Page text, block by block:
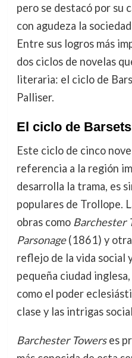
pero se destacó por su
con agudeza la
Entre sus logros más
dos ciclos de novelas
literaria: el ciclo de
Palliser.
El ciclo de
Este ciclo de cinco
referencia a la región
desarrolla la trama, es
populares de Trollope.
obras como Barchester
Parsonage(1861) y
reflejo de la vida social
pequeña ciudad
como el poder
clase y las intrigas
Barchester Towerses